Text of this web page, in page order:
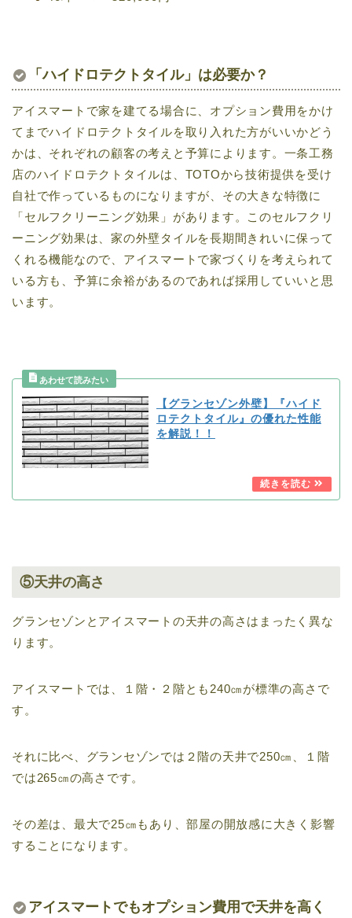
「ハイドロテクトタイル」は必要か？
アイスマートで家を建てる場合に、オプション費用をかけ
てまでハイドロテクトタイルを取り入れた方がいいかどう
かは、それぞれの顧客の考えと予算によります。一条工務
店のハイドロテクトタイルは、TOTOから技術提供を受け
自社で作っているものになりますが、その大きな特徴に
「セルフクリーニング効果」があります。このセルフクリ
ーニング効果は、家の外壁タイルを長期間きれいに保って
くれる機能なので、アイスマートで家づくりを考えられて
いる方も、予算に余裕があるのであれば採用していいと思
います。
【グランセゾン外壁】『ハイド
ロテクトタイル』の優れた性能
を解説！！
⑤天井の高さ
グランセゾンとアイスマートの天井の高さはまったく異な
ります。
アイスマートでは、１階・２階とも240㎝が標準の高さで
す。
それに比べ、グランセゾンでは２階の天井で250㎝、１階
では265㎝の高さです。
その差は、最大で25㎝もあり、部屋の開放感に大きく影響
することになります。
アイスマートでもオプション費用で天井を高く